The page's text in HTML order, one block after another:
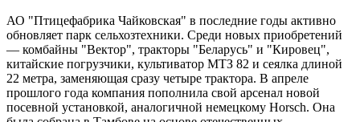
АО "Птицефабрика Чайковская" в последние годы активно
обновляет парк сельхозтехники. Среди новых приобретений
— комбайны "Вектор", тракторы "Беларусь" и "Кировец",
китайские погрузчики, культиватор МТЗ 82 и сеялка длиной
22 метра, заменяющая сразу четыре трактора. В апреле
прошлого года компания пополнила свой арсенал новой
посевной установкой, аналогичной немецкому Horsch. Она